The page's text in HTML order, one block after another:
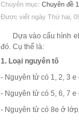
Chuyên mục: Chuyên đề
Được viết ngày Thứ hai,
Dựa vào cấu hình
đó. Cụ thể là:
1. Loại nguyên tố
- Nguyên tử có 1, 2, 3
- Nguyên tử có 5, 6, 7
- Nguyên tử có 8e ở